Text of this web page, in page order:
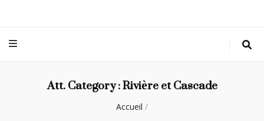
Att. Category :Rivière et Cascade
Accueil /